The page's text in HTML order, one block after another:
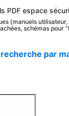
PDF espace
(manuels
schémas pour
par